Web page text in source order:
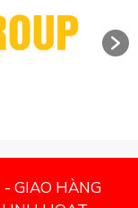
GIAO HÀNG